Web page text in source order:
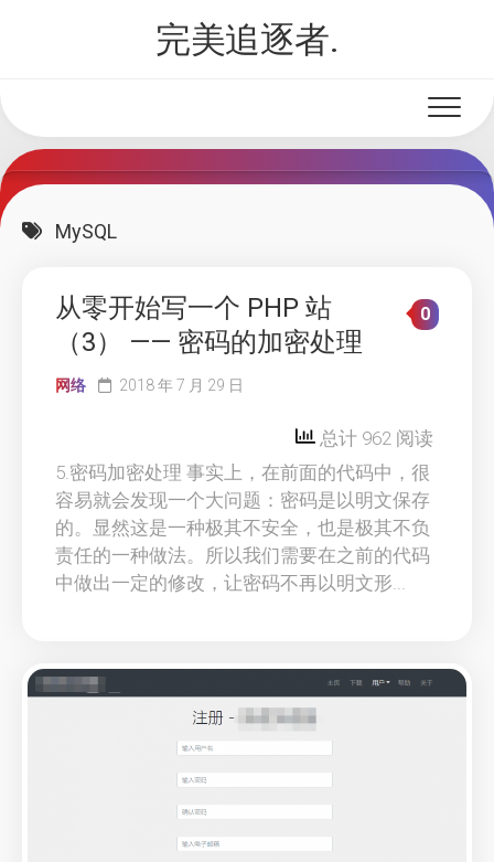
完美追逐者.
MySQL
从零开始写一个 PHP 站
（3） —— 密码的加密处理
0
网络 2018 年 7 月 29 日
总计 962 阅读
5.密码加密处理 事实上，在前面的代码中，很
容易就会发现一个大问题：密码是以明文保存
的。显然这是一种极其不安全，也是极其不负
责任的一种做法。所以我们需要在之前的代码
中做出一定的修改，让密码不再以明文形...